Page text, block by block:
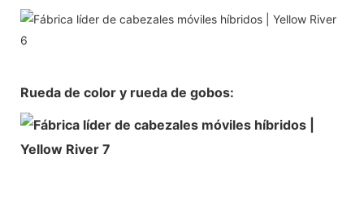
Rueda de color y rueda de gobos: